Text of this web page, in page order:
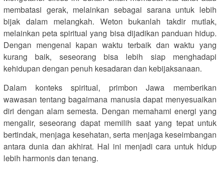
membatasi gerak, melainkan sebagai sarana untuk lebih
bijak dalam melangkah. Weton bukanlah takdir mutlak,
melainkan peta spiritual yang bisa dijadikan panduan hidup.
Dengan mengenal kapan waktu terbaik dan waktu yang
kurang baik, seseorang bisa lebih siap menghadapi
kehidupan dengan penuh kesadaran dan kebijaksanaan.
Dalam konteks spiritual, primbon Jawa memberikan
wawasan tentang bagaimana manusia dapat menyesuaikan
diri dengan alam semesta. Dengan memahami energi yang
mengalir, seseorang dapat memilih saat yang tepat untuk
bertindak, menjaga kesehatan, serta menjaga keseimbangan
antara dunia dan akhirat. Hal ini menjadi cara untuk hidup
lebih harmonis dan tenang.